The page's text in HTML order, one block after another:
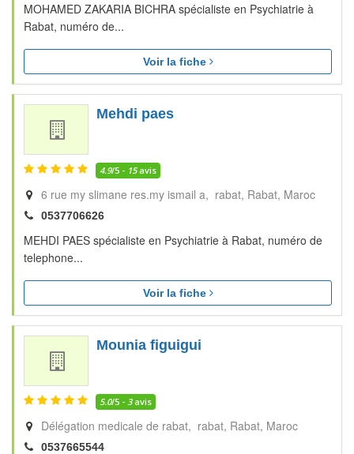
MOHAMED ZAKARIA BICHRA spécialiste en Psychiatrie à
Rabat, numéro de...
Voir la fiche
Mehdi paes
4.9/5 - 15avis
6 rue my slimane res.my ismail a, rabat Rabat Maroc
0537706626
MEHDI PAES spécialiste en Psychiatrie à Rabat, numéro de
telephone...
Voir la fiche
Mounia figuigui
5.0/5 - 3avis
Délégation medicale de rabat, rabat Rabat Maroc
0537665544